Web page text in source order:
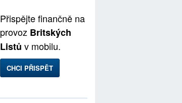
Přispějte finančně na
provoz Britských
Listů v mobilu.
CHCI PŘISPĚT